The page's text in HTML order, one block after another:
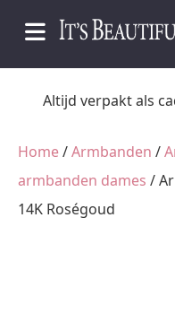
Fysieke winkel in
Home/Armbanden /
armbanden dames /
14K Roségoud